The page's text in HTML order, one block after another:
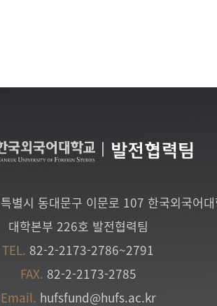
발전협력팀
별시 동대문구 이문로 107 한국외국어
대학본부 226호 발전협력팀
TEL. 82-2-2173-2786~2791
FAX. 82-2-2173-2785
Email. hufsfund@hufs.ac.kr